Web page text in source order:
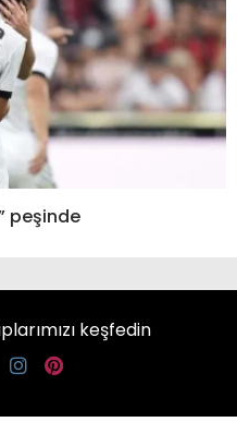
peşinde
keşfedin